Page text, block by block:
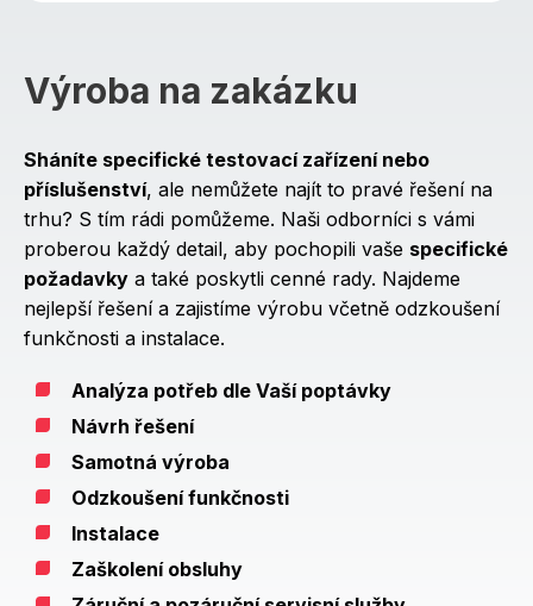
Výroba na zakázku
Sháníte specifické testovací zařízení nebo
příslušenství, ale nemůžete najít to pravé řešení na
trhu? S tím rádi pomůžeme. Naši odborníci s vámi
proberou každý detail, aby pochopili vaše specifické
požadavky a také poskytli cenné rady. Najdeme
nejlepší řešení a zajistíme výrobu včetně odzkoušení
funkčnosti a instalace.
Analýza potřeb dle Vaší poptávky
Návrh řešení
Samotná výroba
Odzkoušení funkčnosti
Instalace
Zaškolení obsluhy